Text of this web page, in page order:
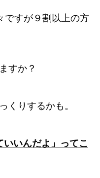
ですが９割以上の方
すか？
くりするかも。
いんだよ」ってこ